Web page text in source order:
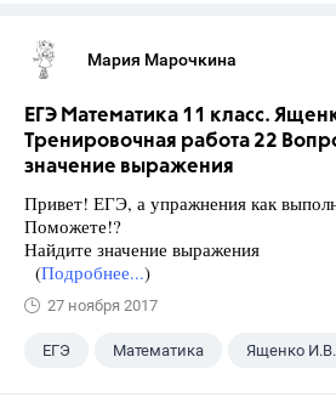
Мария Марочкина
ЕГЭ Математика 11 класс.
Тренировочная работа 22
значение выражения
Привет! ЕГЭ, а упражнения как
Поможете!?
Найдите значение выражения
(Подробнее...)
27 ноября 2017
ЕГЭ Математика Ященко И.В.